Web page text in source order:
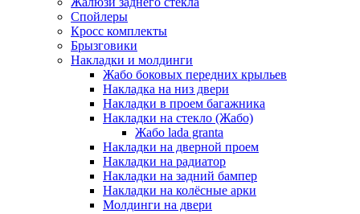
Спойлеры
Кросс комплекты
Брызговики
Накладки и молдинги
Жабо боковых передних крыльев
Накладка на низ двери
Накладки в проем багажника
Накладки на стекло (Жабо)
Жабо lada granta
Накладки на дверной проем
Накладки на радиатор
Накладки на задний бампер
Накладки на колёсные арки
Молдинги на двери